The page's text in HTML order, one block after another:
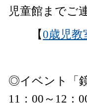
児童館までご
【0歳児教
◎イベント「
11：00～12：